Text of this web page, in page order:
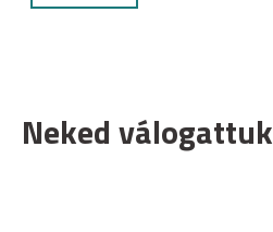
Neked válogattuk